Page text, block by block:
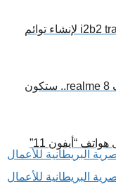
دِل تكنولوجيز تتعاون مع مؤسسة i2b2 tranSMART لإنشاء توائم
ريلمي تدهش السوق المصري بسلسلة هواتف realme 8.. ستكون
“أيفون 11”